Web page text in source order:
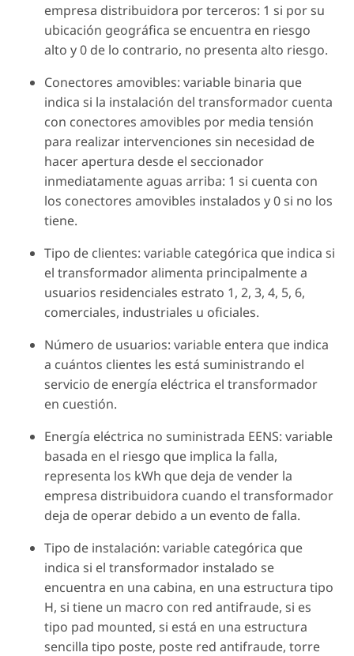
empresa distribuidora por terceros: 1 si por su
ubicación geográfica se encuentra en riesgo
alto y 0 de lo contrario, no presenta alto riesgo.
Conectores amovibles: variable binaria que
indica si la instalación del transformador cuenta
con conectores amovibles por media tensión
para realizar intervenciones sin necesidad de
hacer apertura desde el seccionador
inmediatamente aguas arriba: 1 si cuenta con
los conectores amovibles instalados y 0 si no los
tiene.
Tipo de clientes: variable categórica que indica si
el transformador alimenta principalmente a
usuarios residenciales estrato 1, 2, 3, 4, 5, 6,
comerciales, industriales u oficiales.
Número de usuarios: variable entera que indica
a cuántos clientes les está suministrando el
servicio de energía eléctrica el transformador
en cuestión.
Energía eléctrica no suministrada EENS: variable
basada en el riesgo que implica la falla,
representa los kWh que deja de vender la
empresa distribuidora cuando el transformador
deja de operar debido a un evento de falla.
Tipo de instalación: variable categórica que
indica si el transformador instalado se
encuentra en una cabina, en una estructura tipo
H, si tiene un macro con red antifraude, si es
tipo pad mounted, si está en una estructura
sencilla tipo poste, poste red antifraude, torre